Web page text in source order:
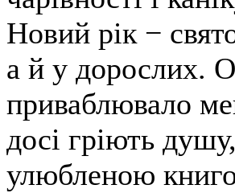
Новий рік −
а й у дорослих.
приваблювало
досі гріють
улюбленою